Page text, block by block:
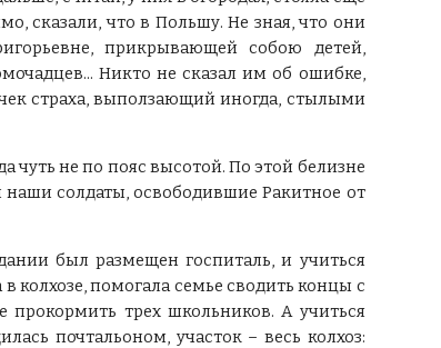
сказали, что в Польшу. Не зная, что они
прикрывающей собою детей,
Никто не сказал им об ошибке,
страха, выползающий иногда, стылыми
чуть не по пояс высотой. По этой белизне
солдаты, освободившие Ракитное от
был размещен госпиталь, и учиться
колхозе, помогала семье сводить концы с
трех школьников. А учиться
почтальоном, участок – весь колхоз: